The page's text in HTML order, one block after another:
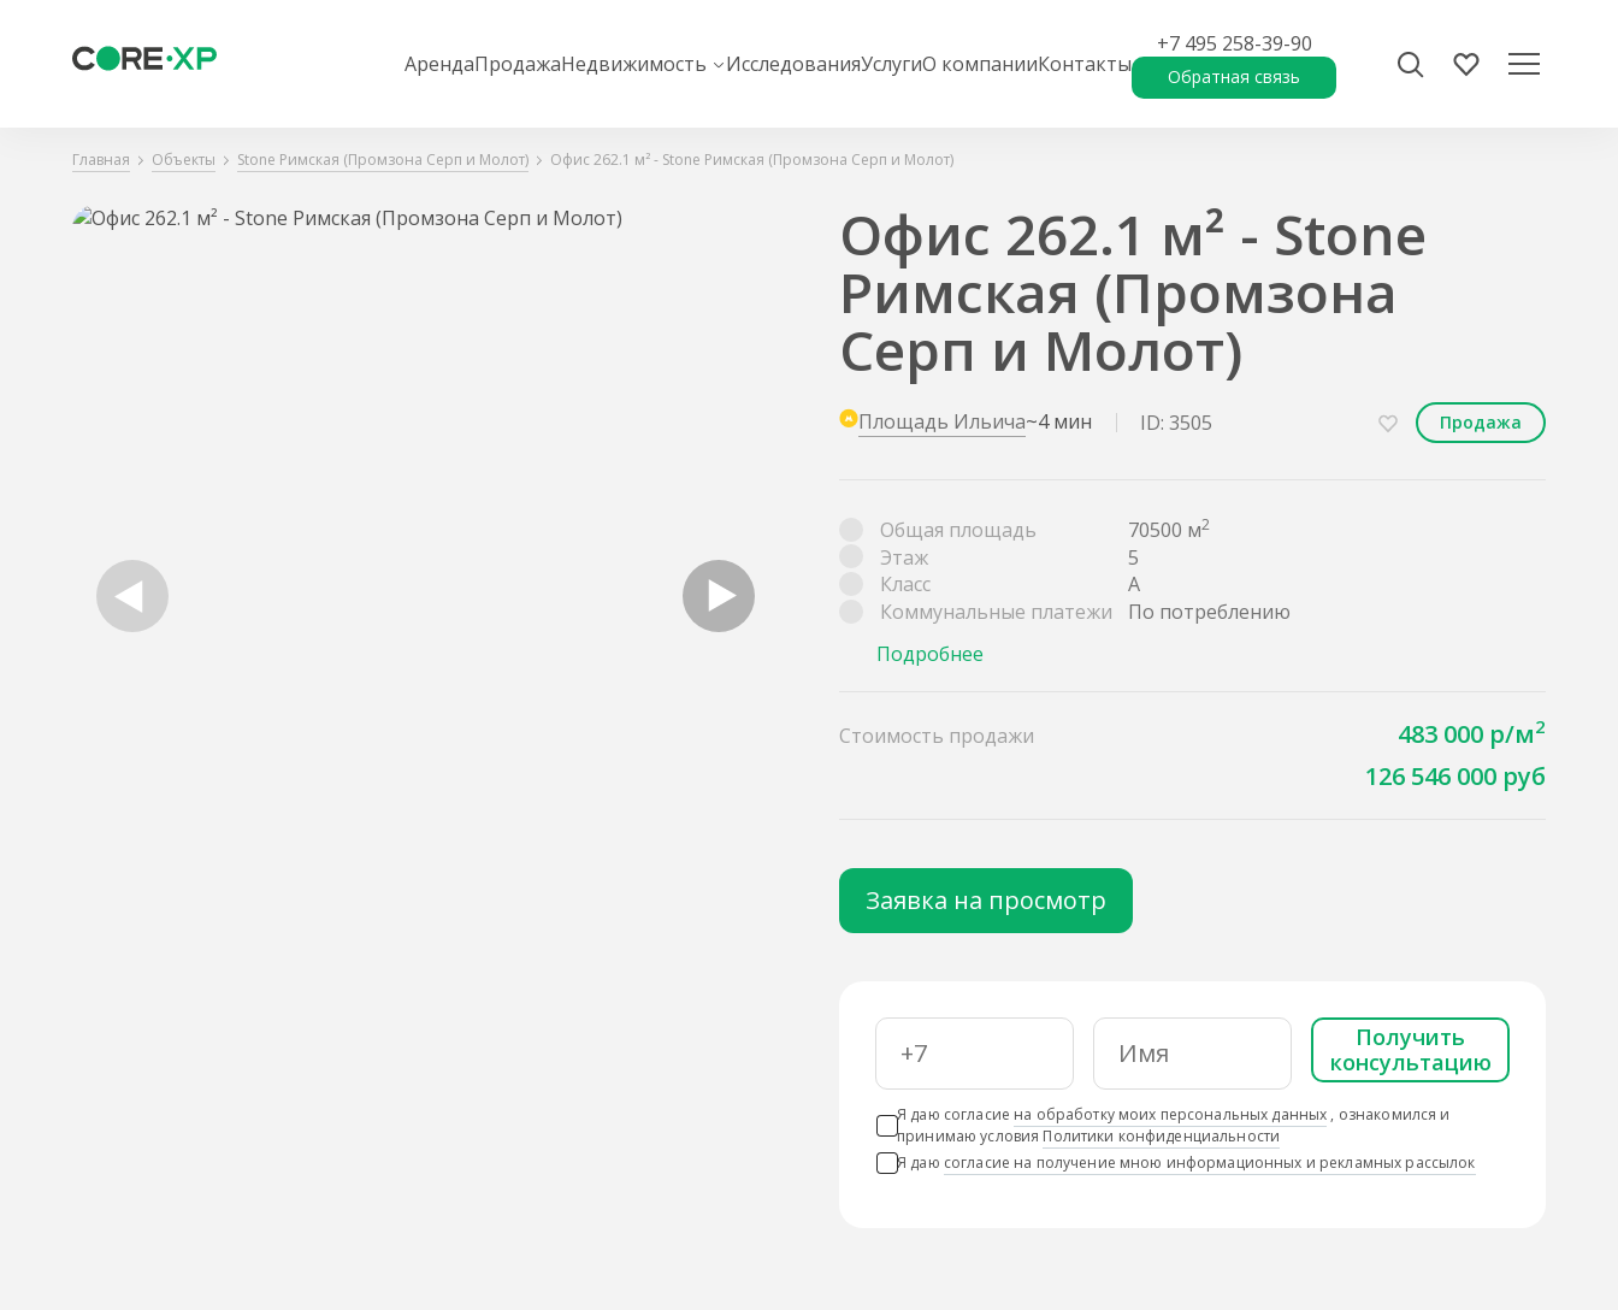
АрендаПродажаНедвижимость ИсследованияУслугиО компанииКонтакты
+7 495 258-39-90
Обратная связь
Главная Объекты Stone Римская (Промзона Серп и Молот) Офис 262.1 м² - Stone Римская (Промзона Серп и Молот)
Офис 262.1 м² - Stone
Римская (Промзона
Серп и Молот)
Площадь Ильича~4 мин ID: 3505 Продажа
Общая площадь 70500 м2
Этаж
5
Класс
A
Коммунальные платежи
По потреблению
Подробнее
Стоимость продажи 483 000 р/м2
126 546 000 руб
Заявка на просмотр
Получить
консультацию
Я даю согласие на обработку моих персональных данных , ознакомился и
принимаю условия Политики конфиденциальности
Я даю согласие на получение мною информационных и рекламных рассылок